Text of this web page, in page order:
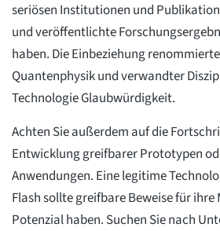
seriösen Institutionen und
und veröffentlichte
haben. Die Einbeziehung
Quantenphysik und verwandter
Technologie Glaubwürdigkeit.
Achten Sie außerdem auf die
Entwicklung greifbarer Prototypen
Anwendungen. Eine legitime
Flash sollte greifbare Beweise für
Potenzial haben. Suchen Sie nach